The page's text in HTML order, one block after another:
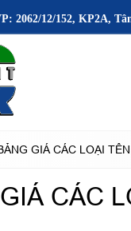
2062/12/152, KP2A,
GIÁ CÁC LOẠI
CÁC